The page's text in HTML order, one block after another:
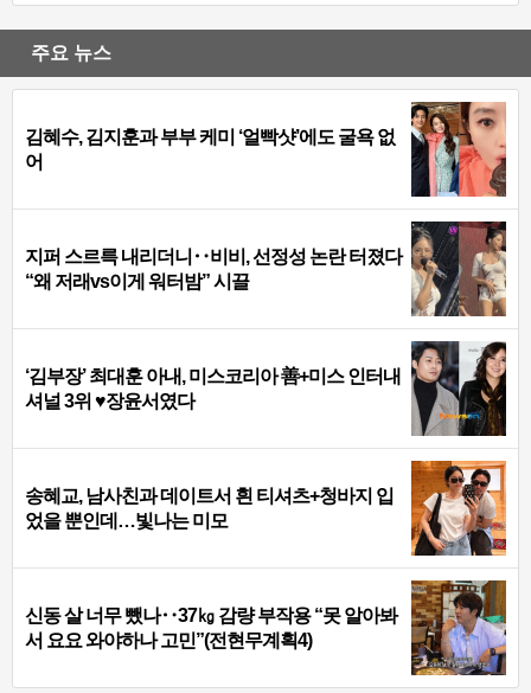
주요 뉴스
김혜수, 김지훈과 부부 케미 ‘얼빡샷’에도 굴욕 없
어
지퍼 스르륵 내리더니‥비비, 선정성 논란 터졌다
“왜 저래vs이게 워터밤” 시끌
‘김부장’ 최대훈 아내, 미스코리아 善+미스 인터내
셔널 3위 ♥장윤서였다
송혜교, 남사친과 데이트서 흰 티셔츠+청바지 입
었을 뿐인데…빛나는 미모
신동 살 너무 뺐나‥37㎏ 감량 부작용 “못 알아봐
서 요요 와야하나 고민”(전현무계획4)